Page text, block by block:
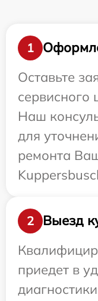
1
Оставьте
сервисного
Наш
для
ремонта
2
Выезд
приедет в